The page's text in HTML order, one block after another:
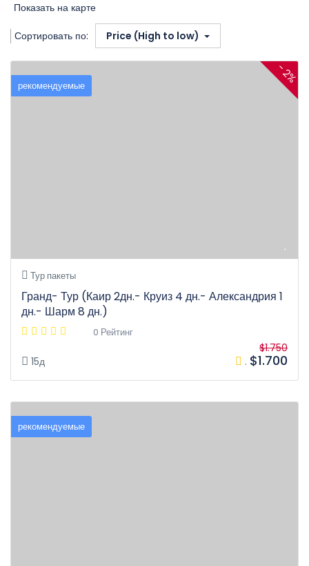
Показать на карте
Сортировать по: Price (High to low)
рекомендуемые - 2%
Тур пакеты
Гранд- Тур (Каир 2дн.- Круиз 4 дн.- Александрия 1
дн.- Шарм 8 дн.)
0 Рейтинг
15д .
$1.750
$1.700
рекомендуемые